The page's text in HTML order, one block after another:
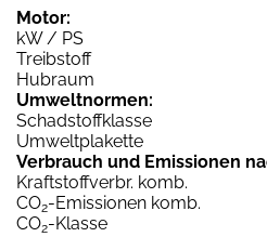
Motor:
kW / PS
Treibstoff
Hubraum
Umweltnormen:
Schadstoffklasse
Umweltplakette
Verbrauch und Emissionen
Kraftstoffverbr. komb.
CO2-Emissionen komb.
CO2-Klasse